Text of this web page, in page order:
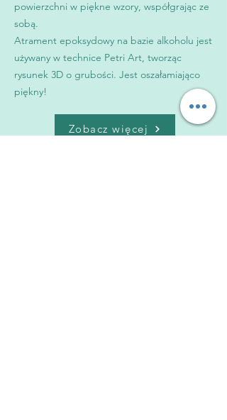
powierzchni w piękne wzory, współgrając ze
sobą.
Atrament epoksydowy na bazie alkoholu jest
używany w technice Petri Art, tworząc
rysunek 3D o grubości. Jest oszałamiająco
piękny!
Zobacz więcej